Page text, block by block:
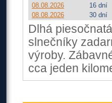
08.08.2026
16 dní
08.08.2026
30 dní
Dlhá
slnečníky
výroby.
cca jeden